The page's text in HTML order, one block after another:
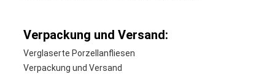
Verpackung und Versand:
Verglaserte Porzellanfliesen
Verpackung und Versand